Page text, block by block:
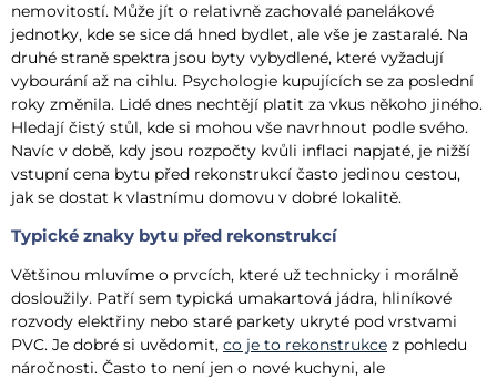
nemovitostí. Může jít o relativně zachovalé panelákové
jednotky, kde se sice dá hned bydlet, ale vše je zastaralé. Na
druhé straně spektra jsou byty vybydlené, které vyžadují
vybourání až na cihlu. Psychologie kupujících se za poslední
roky změnila. Lidé dnes nechtějí platit za vkus někoho jiného.
Hledají čistý stůl, kde si mohou vše navrhnout podle svého.
Navíc v době, kdy jsou rozpočty kvůli inflaci napjaté, je nižší
vstupní cena bytu před rekonstrukcí často jedinou cestou,
jak se dostat k vlastnímu domovu v dobré lokalitě.
Typické znaky bytu před rekonstrukcí
Většinou mluvíme o prvcích, které už technicky i morálně
dosloužily. Patří sem typická umakartová jádra, hliníkové
rozvody elektřiny nebo staré parkety ukryté pod vrstvami
PVC. Je dobré si uvědomit, co je to rekonstrukce z pohledu
náročnosti. Často to není jen o nové kuchyni, ale